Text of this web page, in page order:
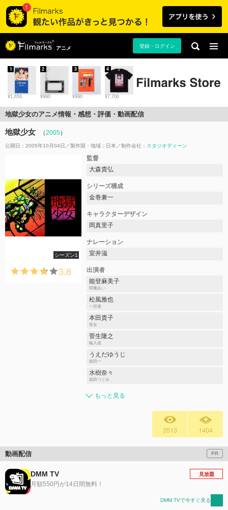
アニメ 登録・ログイン
¥1,650
1
¥990
2
¥990
3
¥7,700
4
地獄少女のアニメ情報・感想・評価・動画配信
地獄少女 （2005）
公開日：2005年10月04日 製作国・地域： 日本 制作会社： スタジオディーン
シーズン1
3.8
監督
大森貴弘
シリーズ構成
金巻兼一
キャラクターデザイン
岡真里子
ナレーション
室井滋
出演者
能登麻美子
閻魔あい
松風雅也
一目連
本田貴子
骨女
菅生隆之
輪入道
うえだゆうじ
柴田一
水樹奈々
柴田つぐみ
もっと見る
3513 1404
動画配信 PR
DMM TV
月額550円が14日間無料！
見放題
DMM TVで今すぐ見る